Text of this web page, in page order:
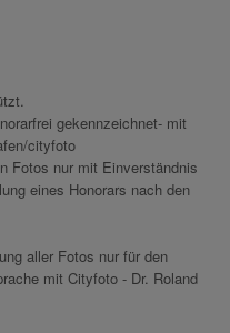
gekennzeichnet- mit
cityfoto
Fotos nur mit Einverständnis
eines Honorars nach den
aller Fotos nur für den
mit Cityfoto - Dr. Roland